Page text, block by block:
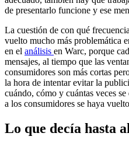
de presentarlo funcione y ese
La cuestión de con qué
vuelto mucho más problemática
en el análisis en Warc, porque
mensajes, al tiempo que las
consumidores son más cortas
la hora de intentar evitar la
cuándo, cómo y cuántas veces
a los consumidores se haya
Lo que decía hasta